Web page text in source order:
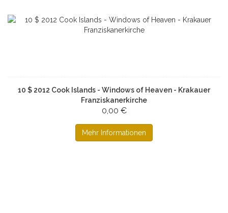
10 $ 2012 Cook Islands - Windows of Heaven - Krakauer
Franziskanerkirche
0,00 €
Mehr Informationen